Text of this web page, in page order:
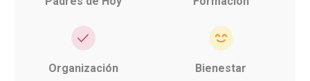
Organización Bienestar